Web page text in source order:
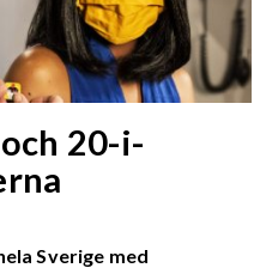
20-i-
Sverige med